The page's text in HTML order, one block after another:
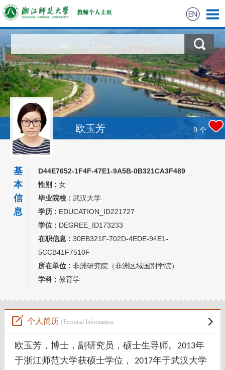
欧玉芳 9 个
基
本
信
息
D44E7652-1F4F-47E1-9A5B-0B321CA3F489
性别 : 女
毕业院校 : 武汉大学
学历 : EDUCATION_ID221727
学位 : DEGREE_ID173233
在职信息 : 30EB321F-702D-4EDE-94E1-
5CCB41F7510F
所在单位 : 非洲研究院（非洲区域国别学院）
学科 : 教育学
个人简历 | Personal Information
欧玉芳，博士，副研究员，硕士生导师。 2013年
于浙江师范大学获硕士学位， 2017年于武汉大学